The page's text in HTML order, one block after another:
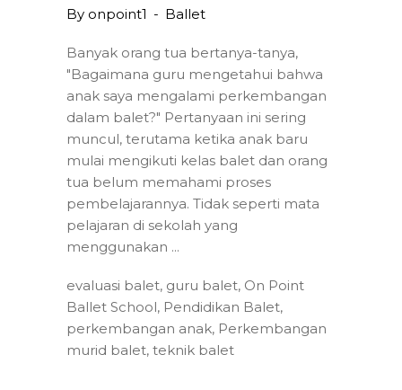
By onpoint1 Ballet
Banyak orang tua bertanya-tanya,
"Bagaimana guru mengetahui bahwa
anak saya mengalami perkembangan
dalam balet?" Pertanyaan ini sering
muncul, terutama ketika anak baru
mulai mengikuti kelas balet dan orang
tua belum memahami proses
pembelajarannya. Tidak seperti mata
pelajaran di sekolah yang
menggunakan
evaluasi balet, guru balet, On Point
Ballet School, Pendidikan Balet,
perkembangan anak, Perkembangan
murid balet, teknik balet